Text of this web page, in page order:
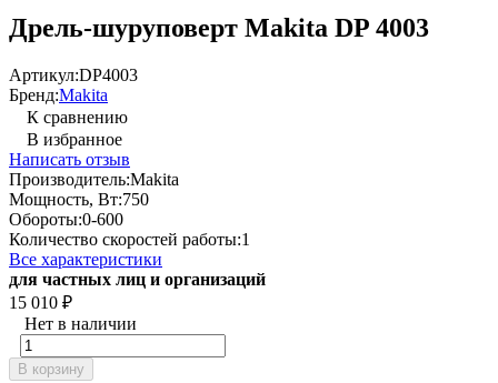
Дрель-шуруповерт Makita DP 4003
Артикул:DP4003
Бренд:Makita
К сравнению
В избранное
Написать отзыв
Производитель:Makita
Мощность, Вт:750
Обороты:0-600
Количество скоростей работы:1
Все характеристики
для частных лиц и организаций
15 010 ₽
Нет в наличии
В корзину